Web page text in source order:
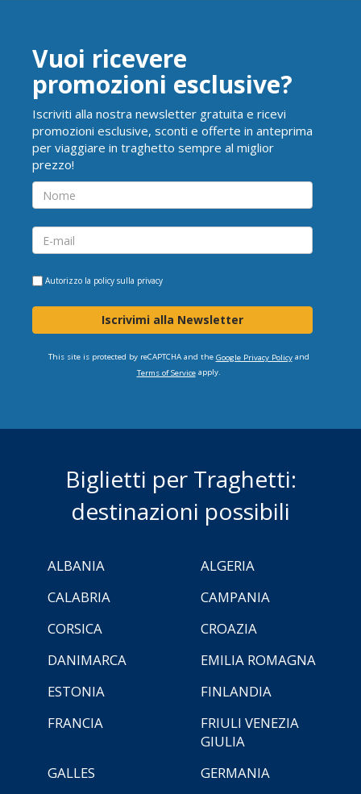
Vuoi ricevere
promozioni esclusive?
Iscriviti alla nostra newsletter gratuita e ricevi
promozioni esclusive, sconti e offerte in anteprima
per viaggiare in traghetto sempre al miglior
prezzo!
Autorizzo la policy sulla privacy
Iscrivimi alla Newsletter
This site is protected by reCAPTCHA and the Google Privacy Policyand
Terms of Serviceapply.
Biglietti per Traghetti:
destinazioni possibili
ALBANIA
ALGERIA
CALABRIA
CAMPANIA
CORSICA
CROAZIA
DANIMARCA
EMILIA ROMAGNA
ESTONIA
FINLANDIA
FRANCIA
FRIULI VENEZIA
GIULIA
GALLES
GERMANIA